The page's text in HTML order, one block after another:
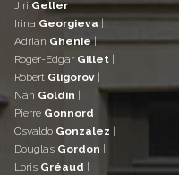
Jiri Geller|
Irina Georgieva|
Adrian Ghenie|
Roger-Edgar Gillet
Robert Gligorov
Nan Goldin
Pierre Gonnord
Osvaldo Gonzalez
Douglas Gordon
Loris Gréaud